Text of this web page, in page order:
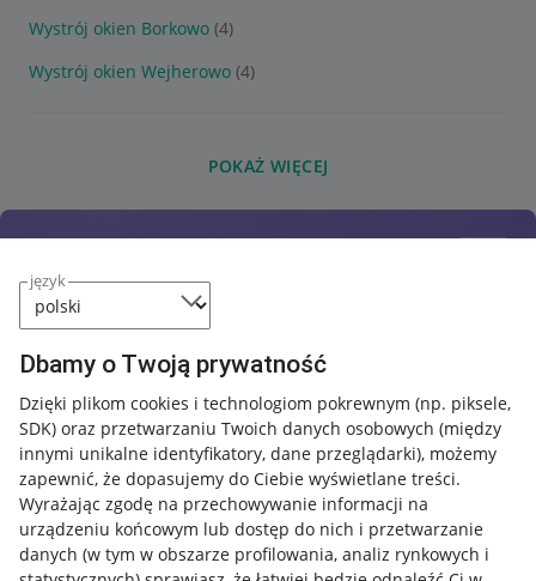
język
Dbamy o Twoją prywatność
Dzięki plikom cookies i technologiom pokrewnym (np. piksele,
SDK) oraz przetwarzaniu Twoich danych osobowych (między
innymi unikalne identyfikatory, dane przeglądarki), możemy
zapewnić, że dopasujemy do Ciebie wyświetlane treści.
Wyrażając zgodę na przechowywanie informacji na
urządzeniu końcowym lub dostęp do nich i przetwarzanie
danych (w tym w obszarze profilowania, analiz rynkowych i
Wystrój okien Borkowo (4)
Wystrój okien Wejherowo (4)
POKAŻ WIĘCEJ